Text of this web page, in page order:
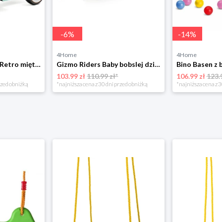
Leżaczek Baby Mix Retro miętowy, 27 x 25 x 58 cm 4-Home
obniżką
-6%
4Home
Gizmo Riders Baby bobslej dziecięcy, mystic zielony 4-Home
103.99 zł110.99 zł*
*najniższa cena z 30 dni przed obniżką
-14%
4Home
106.99 zł
*najniższa cena z